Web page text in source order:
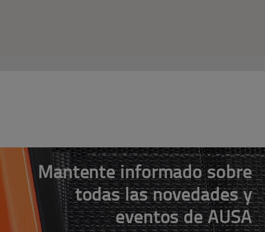
Mantente informado sobre
todas las novedades y
eventos de AUSA